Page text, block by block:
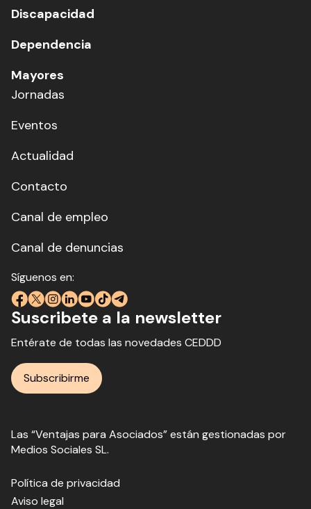
Discapacidad
Dependencia
Mayores
Jornadas
Eventos
Actualidad
Contacto
Canal de empleo
Canal de denuncias
Síguenos en:
Suscribete a la newsletter
Entérate de todas las novedades CEDDD
Subscribirme
Las “Ventajas para Asociados” están gestionadas por
Medios Sociales SL.
Política de privacidad
Aviso legal